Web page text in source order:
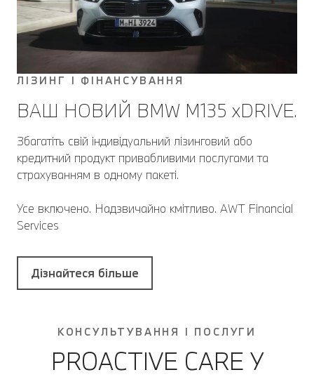
ЛІЗИНГ І ФІНАНСУВАННЯ
ВАШ НОВИЙ BMW M135 xDRIVE.
Збагатіть свій індивідуальний лізинговий або
кредитний продукт привабливими послугами та
страхуванням в одному пакеті.
Усе включено. Надзвичайно кмітливо. AWT Financial
Services
Дізнайтеся більше
КОНСУЛЬТУВАННЯ І ПОСЛУГИ
PROACTIVE CARE У